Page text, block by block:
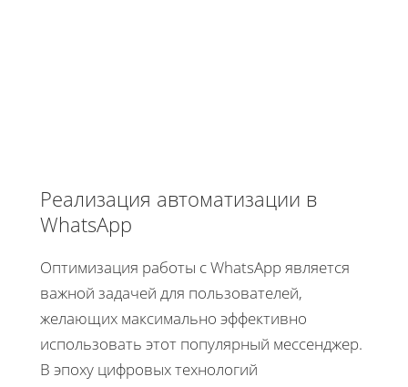
Реализация автоматизации в
WhatsApp
Оптимизация работы с WhatsApp является
важной задачей для пользователей,
желающих максимально эффективно
использовать этот популярный мессенджер.
В эпоху цифровых технологий